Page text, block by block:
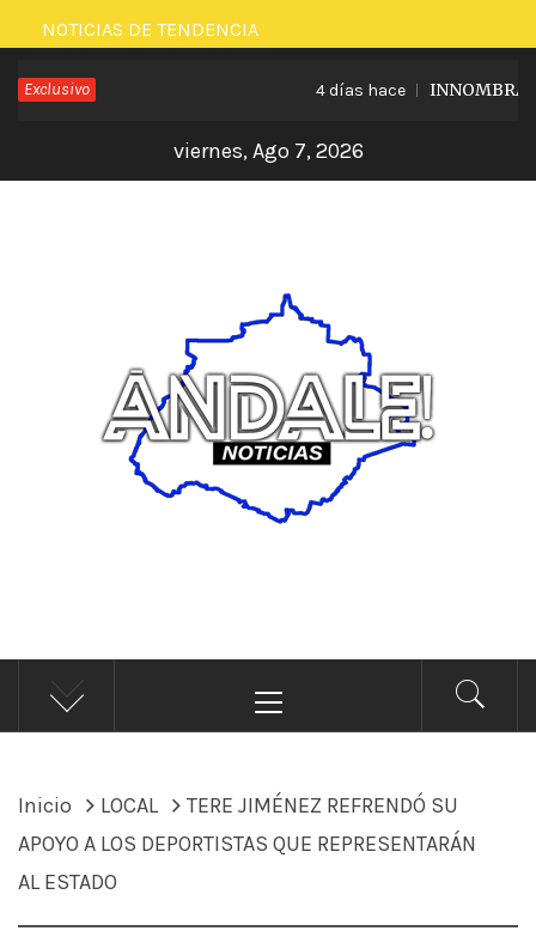
Saltar
al
contenido
NOTICIAS DE TENDENCIA
Exclusivo 4 días hace
viernes, Ago 7, 2026
ÁNDALE NOTICIAS
Noticias
principal
Inicio LOCAL
TERE JIMÉNEZ REFRENDÓ SU
APOYO A LOS DEPORTISTAS QUE REPRESENTARÁN
AL ESTADO